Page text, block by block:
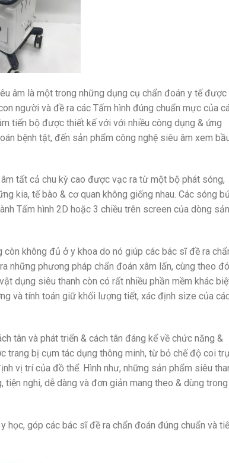
âm là một trong những dụng cụ chẩn đoán y tế được
người và đề ra các Tấm hình đúng chuẩn mực của
tiến bộ được thiết kế với với nhiều công dụng & ứng
bệnh tật, đến sản phẩm công nghệ siêu âm xem
tất cả chu kỳ cao được vạc ra từ một bộ phát sóng,
kia, tế bào & cơ quan không giống nhau. Các sóng
Tấm hình 2D hoặc 3 chiều trên screen của dòng sản
không đủ ở y khoa do nó giúp các bác sĩ đề ra
những phương pháp chẩn đoán xâm lấn, cùng theo đó
dụng siêu thanh còn có rất nhiều phần mềm khác
và tính toán giữ khối lượng tiết, xác định size của
tân và phát triển & cách tân đáng kể về chức năng &
trang bị cụm tác dụng thông minh, từ bỏ chế độ coi
vị trí của đồ thể. Hình như, những sản phẩm siêu
nghi, dễ dàng và đơn giản mang theo & dùng trong
học, góp các bác sĩ đề ra chẩn đoán đúng chuẩn và